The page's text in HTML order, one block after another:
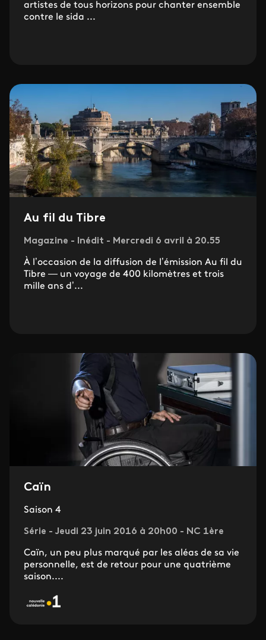
artistes de tous horizons pour chanter ensemble
contre le sida ...
Au fil du Tibre
Magazine - Inédit - Mercredi 6 avril à 20.55
À l’occasion de la diffusion de l’émission Au fil du
Tibre — un voyage de 400 kilomètres et trois
mille ans d’...
Caïn
Saison 4
Série - Jeudi 23 juin 2016 à 20h00 - NC 1ère
Caïn, un peu plus marqué par les aléas de sa vie
personnelle, est de retour pour une quatrième
saison....